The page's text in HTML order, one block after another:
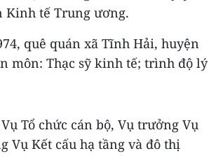
Kinh tế Trung ương.
quê quán xã Tĩnh Hải, huyện
môn: Thạc sỹ kinh tế; trình độ lý
Tổ chức cán bộ, Vụ trưởng Vụ
Vụ Kết cấu hạ tầng và đô thị